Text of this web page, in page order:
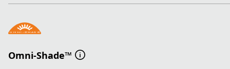
Omni-Shade™